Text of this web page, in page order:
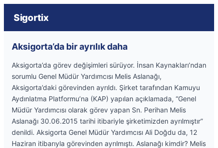
Sigortix
Aksigorta’da bir ayrılık daha
Aksigorta’da görev değişimleri sürüyor. İnsan Kaynakları’ndan
sorumlu Genel Müdür Yardımcısı Melis Aslanağı,
Aksigorta’daki görevinden ayrıldı. Şirket tarafından Kamuyu
Aydınlatma Platformu’na (KAP) yapılan açıklamada, “Genel
Müdür Yardımcısı olarak görev yapan Sn. Perihan Melis
Aslanağı 30.06.2015 tarihi itibariyle şirketimizden ayrılmıştır”
denildi. Aksigorta Genel Müdür Yardımcısı Ali Doğdu da, 12
Haziran itibarıyla görevinden ayrılmıştı. Aslanağı kimdir? Melis